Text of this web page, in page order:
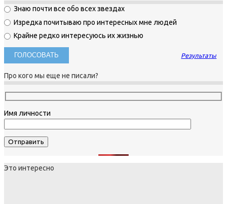
Знаю почти все обо всех звездах
Изредка почитываю про интересных мне людей
Крайне редко интересуюсь их жизнью
Результаты
Про кого мы еще не писали?
Имя личности
Это интересно